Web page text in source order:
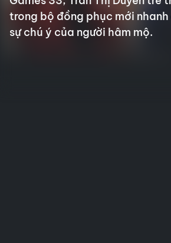
trong bộ đồng phục mới
sự chú ý của người hâm mộ.